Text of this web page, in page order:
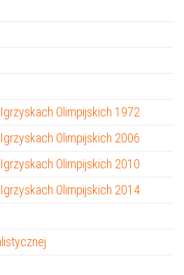
Olimpijskich 1972
Olimpijskich 2006
Olimpijskich 2010
Olimpijskich 2014